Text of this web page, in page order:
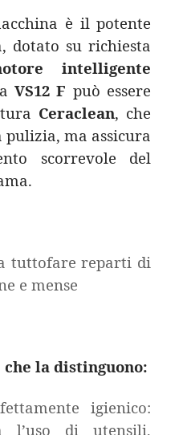
è il potente
dotato su richiesta
intelligente
VS12 F può essere
Ceraclean, che
pulizia, ma assicura
scorrevole del
tuttofare reparti di
e mense
la distinguono:
igienico:
l’uso di utensili,